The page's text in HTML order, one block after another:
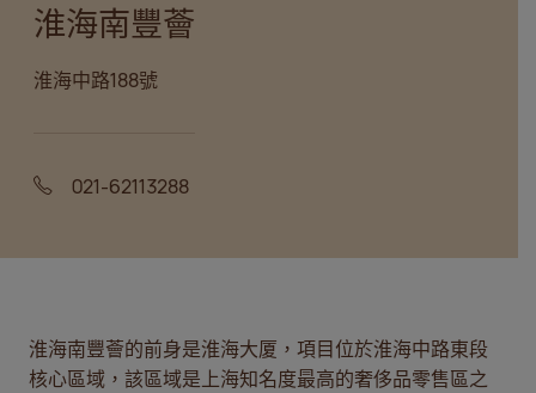
淮海南豐薈
淮海中路188號
021-62113288
淮海南豐薈的前身是淮海大厦，項目位於淮海中路東段
核心區域，該區域是上海知名度最高的奢侈品零售區之